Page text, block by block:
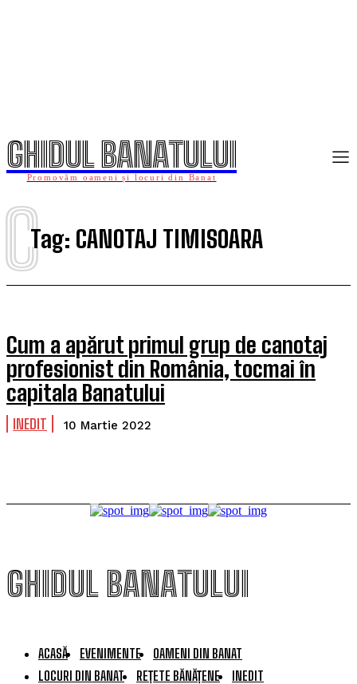
GHIDUL BANATULUI
Promovăm oameni și locuri din Banat
Tag: CANOTAJ TIMISOARA
C
Cum a apărut primul grup de canotaj
profesionist din România, tocmai în
capitala Banatului
INEDIT 10 Martie 2022
GHIDUL BANATULUI
ACASĂ EVENIMENTE
OAMENI DIN BANAT
LOCURI DIN BANAT
REȚETE BĂNĂȚENE INEDIT